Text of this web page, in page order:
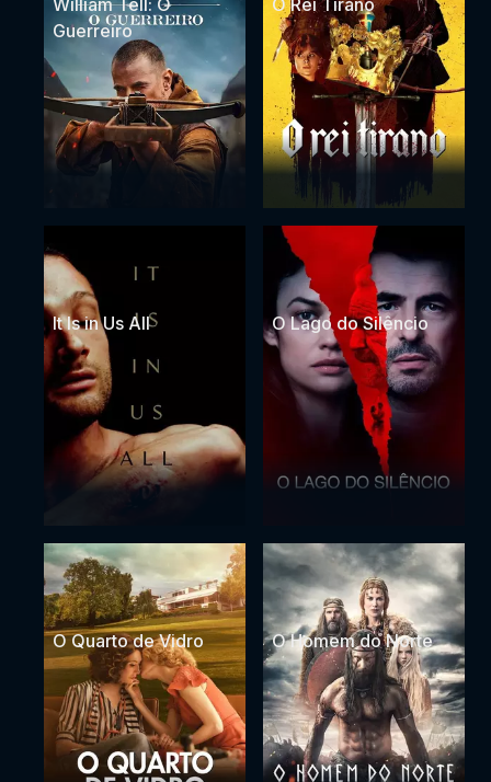
William Tell: O
Guerreiro
O Rei Tirano
It Is in Us All O Lago do Silêncio
O Quarto de Vidro O Homem do Norte